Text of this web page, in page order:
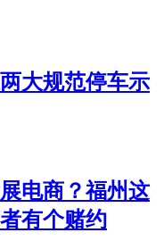
大规范停车示
电商？福州这
有个赌约